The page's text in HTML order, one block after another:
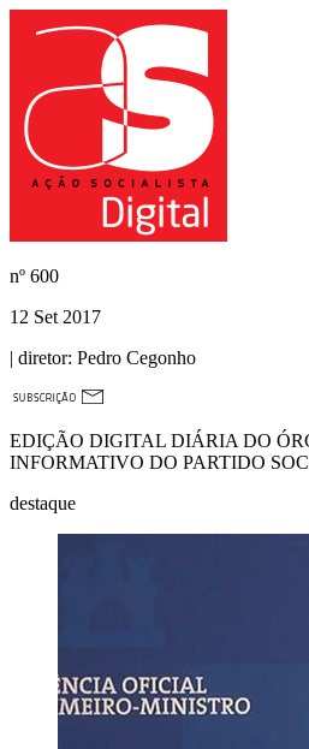
nº 600
12 Set 2017
| diretor: Pedro Cegonho
EDIÇÃO DIGITAL DIÁRIA DO
INFORMATIVO DO PARTIDO
destaque